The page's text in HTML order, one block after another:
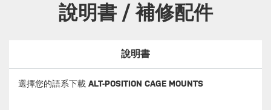
說明書 / 補修配件
說明書
選擇您的語系下載 ALT-POSITION CAGE MOUNTS